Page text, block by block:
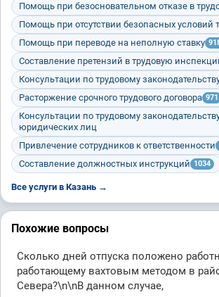
Помощь при безосновательном отказе в
Помощь при отсутствии безопасных условий
Помощь при переводе на неполную ставку
Составление претензий в трудовую
Консультации по трудовому
Расторжение срочного трудового договора 971
Консультации по трудовому
юридических лиц
Привлечение сотрудников к ответственности
Составление должностных инструкций 1034
Все услуги в Казань →
Похожие вопросы
Сколько дней отпуска положено
работающему вахтовым методом в
Севера?\n\nВ данном случае,